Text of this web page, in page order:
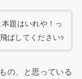
題はいれや！っ
ばしてくださいｯ
の、と思っている